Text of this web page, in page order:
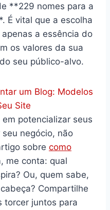
**229 nomes para a
É vital que a escolha
a essência do
os valores da sua
seu público-alvo.
um Blog: Modelos
Site
potencializar seus
negócio, não
sobre como
me conta: qual
Ou, quem sabe,
Compartilhe
torcer juntos para